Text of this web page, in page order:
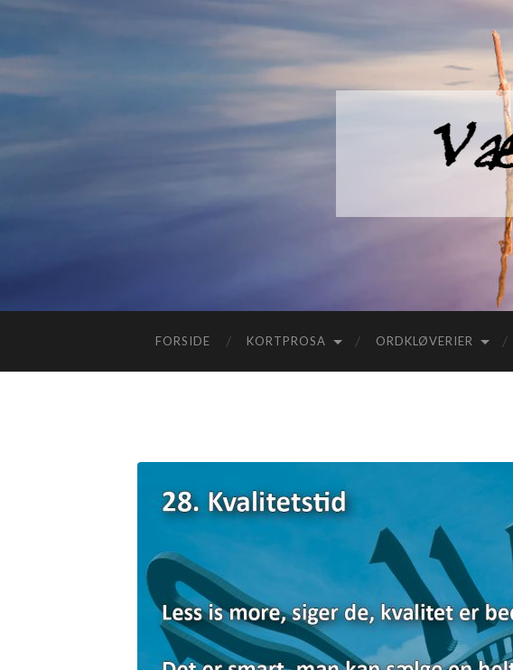
FORSIDE KORTPROSA ORDKLØVERIER